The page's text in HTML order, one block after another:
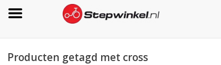
Accessoires
Producten getagd met cross